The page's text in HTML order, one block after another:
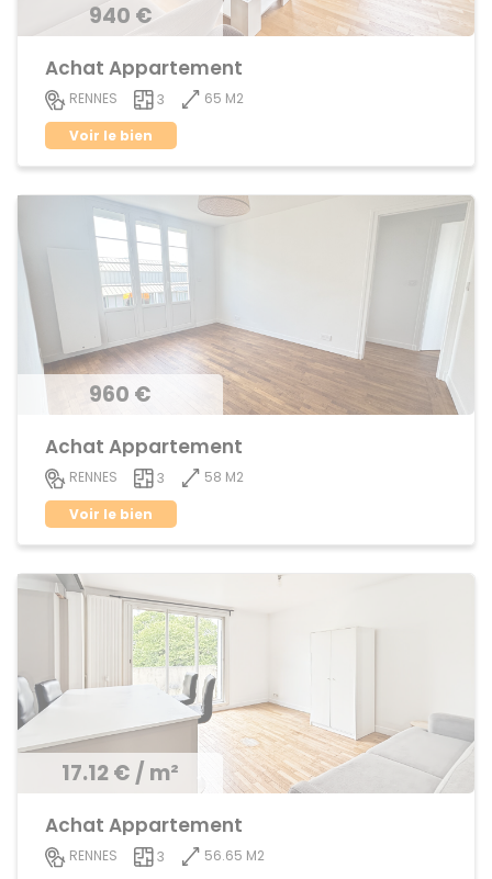
940 €
Achat Appartement
RENNES 3
65 M2
Voir le bien
960 €
Achat Appartement
RENNES 3
58 M2
Voir le bien
17.12 € / m²
Achat Appartement
RENNES 3 56.65 M2